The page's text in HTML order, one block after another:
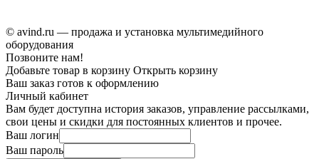
© avind.ru — продажа и установка мультимедийного
оборудования
Позвоните нам!
Добавьте товар в корзину Открыть корзину
Ваш заказ готов к оформлению
Личный кабинет
Вам будет доступна история заказов, управление рассылками,
свои цены и скидки для постоянных клиентов и прочее.
Ваш логин
Ваш пароль